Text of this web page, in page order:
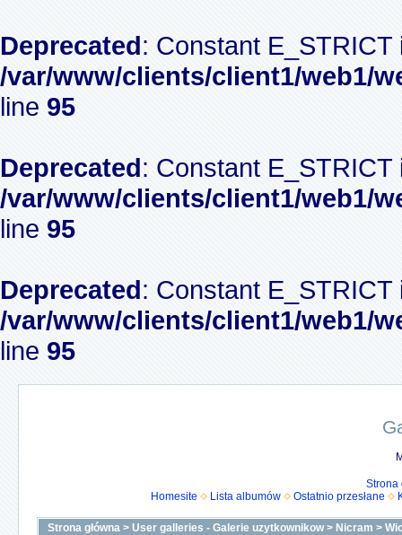
Deprecated: Constant
/var/www/clients/client1/web1/
line 95
Deprecated: Constant
/var/www/clients/client1/web1/
line 95
Deprecated: Constant
/var/www/clients/client1/web1/
line 95
Strona
Homesite
Lista albumów Ostatnio przesłane
Strona główna > User galleries - Galerie uzytkownikow> Nicram >